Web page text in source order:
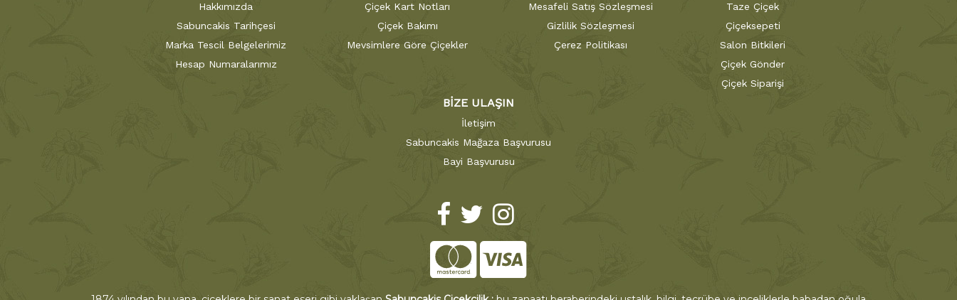
Hakkımızda
Sabuncakis Tarihçesi
Marka Tescil Belgelerimiz
Hesap Numaralarımız
Çiçek Kart Notları
Çiçek Bakımı
Mevsimlere Göre Çiçekler
Mesafeli Satış Sözleşmesi
Gizlilik Sözleşmesi
Çerez Politikası
Taze Çiçek
Çiçeksepeti
Salon Bitkileri
Çiçek Gönder
Çiçek Siparişi
BİZE ULAŞIN
İletişim
Sabuncakis Mağaza Başvurusu
Bayi Başvurusu